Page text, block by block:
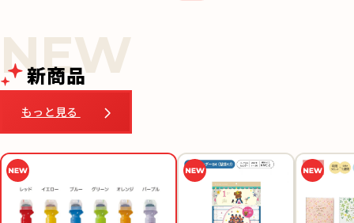
新商品
もっと見る